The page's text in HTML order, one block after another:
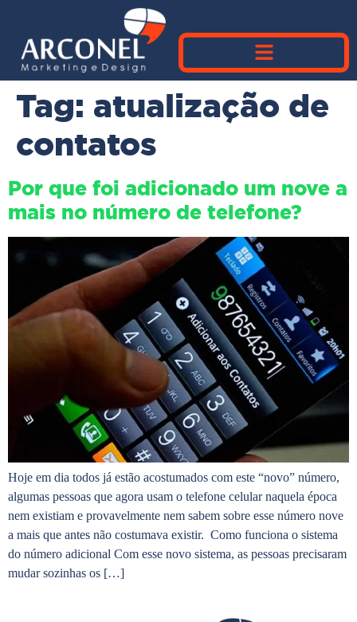
Tag: atualização de
contatos
Por que foi adicionado um nove a
mais no número de telefone?
Hoje em dia todos já estão acostumados com este “novo” número,
algumas pessoas que agora usam o telefone celular naquela época
nem existiam e provavelmente nem sabem sobre esse número nove
a mais que antes não costumava existir. Como funciona o sistema
do número adicional Com esse novo sistema, as pessoas precisaram
mudar sozinhas os […]